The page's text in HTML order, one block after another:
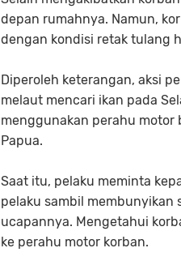
depan rumahnya. Namun,
dengan kondisi retak tulang
Diperoleh keterangan, aksi
melaut mencari ikan pada
menggunakan perahu motor
Papua.
Saat itu, pelaku meminta
pelaku sambil membunyikan
ucapannya. Mengetahui
ke perahu motor korban.